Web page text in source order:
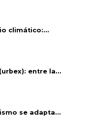
climático:...
entre la...
se adapta...